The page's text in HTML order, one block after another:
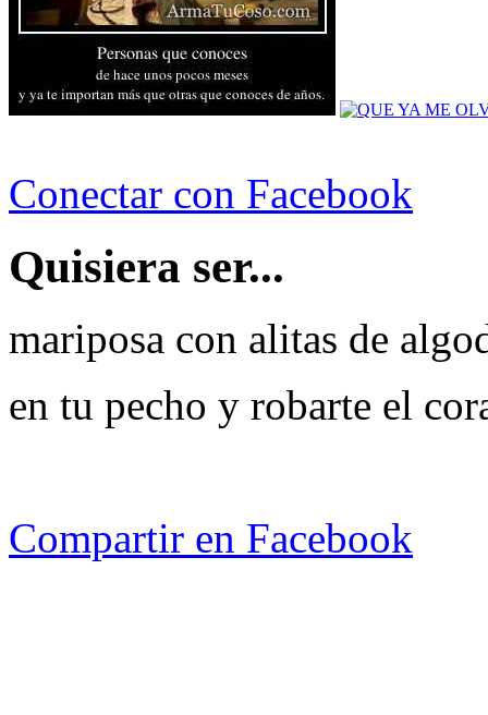
Conectar con Facebook
Quisiera ser...
mariposa con alitas de
en tu pecho y robarte el
Compartir en Facebook